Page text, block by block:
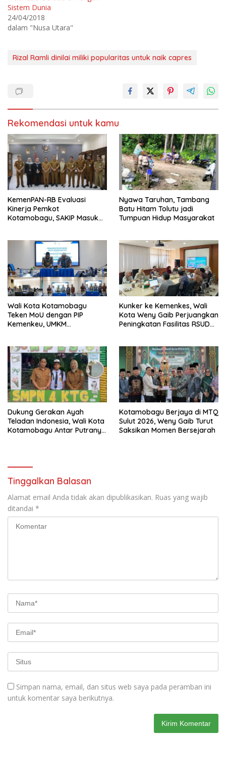
w
i
t
t
e
r
m
b
n
e
a
y
a
n
g
b
a
r
u
)
F
a
b
o
M
e
j
n
e
l
a
y
a
n
g
a
r
u
)
Sistem Dunia
24/04/2018
dalam "Nusa Utara"
Rizal Ramli dinilai miliki popularitas untuk naik capres
Rekomendasi untuk kamu
KemenPAN-RB Evaluasi
Kinerja Pemkot
Kotamobagu, SAKIP Masuk
Nyawa Taruhan, Tambang
Batu Hitam Tolutu jadi
Tumpuan Hidup Masyarakat
Wali Kota Kotamobagu
Teken MoU dengan PIP
Kemenkeu, UMKM
Kunker ke Kemenkes, Wali
Kota Weny Gaib Perjuangkan
Peningkatan Fasilitas RSUD
Dukung Gerakan Ayah
Teladan Indonesia, Wali Kota
Kotamobagu Antar Putranya
Kotamobagu Berjaya di MTQ
Sulut 2026, Weny Gaib Turut
Saksikan Momen Bersejarah
Tinggalkan Balasan
Alamat email Anda tidak akan dipublikasikan. Ruas yang wajib
ditandai *
Simpan nama, email, dan situs web saya pada peramban ini
untuk komentar saya berikutnya.